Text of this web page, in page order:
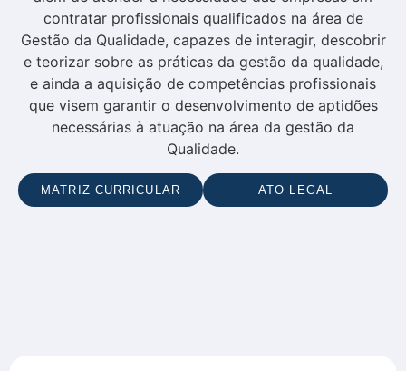
contratar profissionais qualificados na área de
Gestão da Qualidade, capazes de interagir, descobrir
e teorizar sobre as práticas da gestão da qualidade,
e ainda a aquisição de competências profissionais
que visem garantir o desenvolvimento de aptidões
necessárias à atuação na área da gestão da
Qualidade.
MATRIZ CURRICULAR ATO LEGAL